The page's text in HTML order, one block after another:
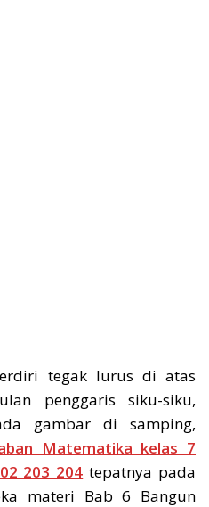
tegak lurus di atas
penggaris siku-siku,
gambar di samping,
Matematika kelas 7
203 204 tepatnya pada
materi Bab 6 Bangun